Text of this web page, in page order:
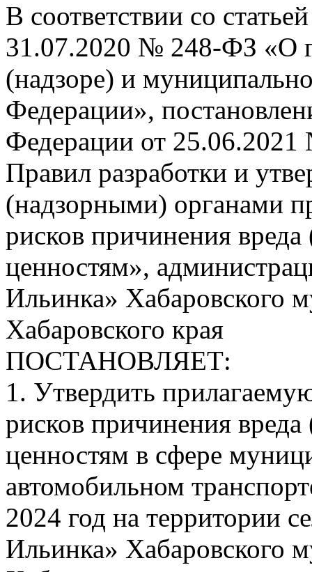
В соответствии со
31.07.2020 № 248-ФЗ «О
(надзоре) и
Федерации»,
Федерации от
Правил разработки и
(надзорными) органами
рисков причинения
ценностям»,
Ильинка» Хабаровского
Хабаровского края
ПОСТАНОВЛЯЕТ:
1. Утвердить
рисков причинения
ценностям в сфере
автомобильном
2024 год на территории
Ильинка» Хабаровского